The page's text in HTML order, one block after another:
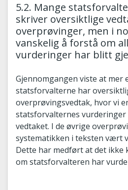
5.2. Mange
skriver oversiktlige
overprøvinger, men i
vanskelig å forstå om
vurderinger har blitt
Gjennomgangen viste at mer
statsforvalterne har
overprøvingsvedtak, hvor vi
statsforvalternes vurderinger
vedtaket. I de øvrige
systematikken i teksten vært
Dette har medført at det ikke
om statsforvalteren har